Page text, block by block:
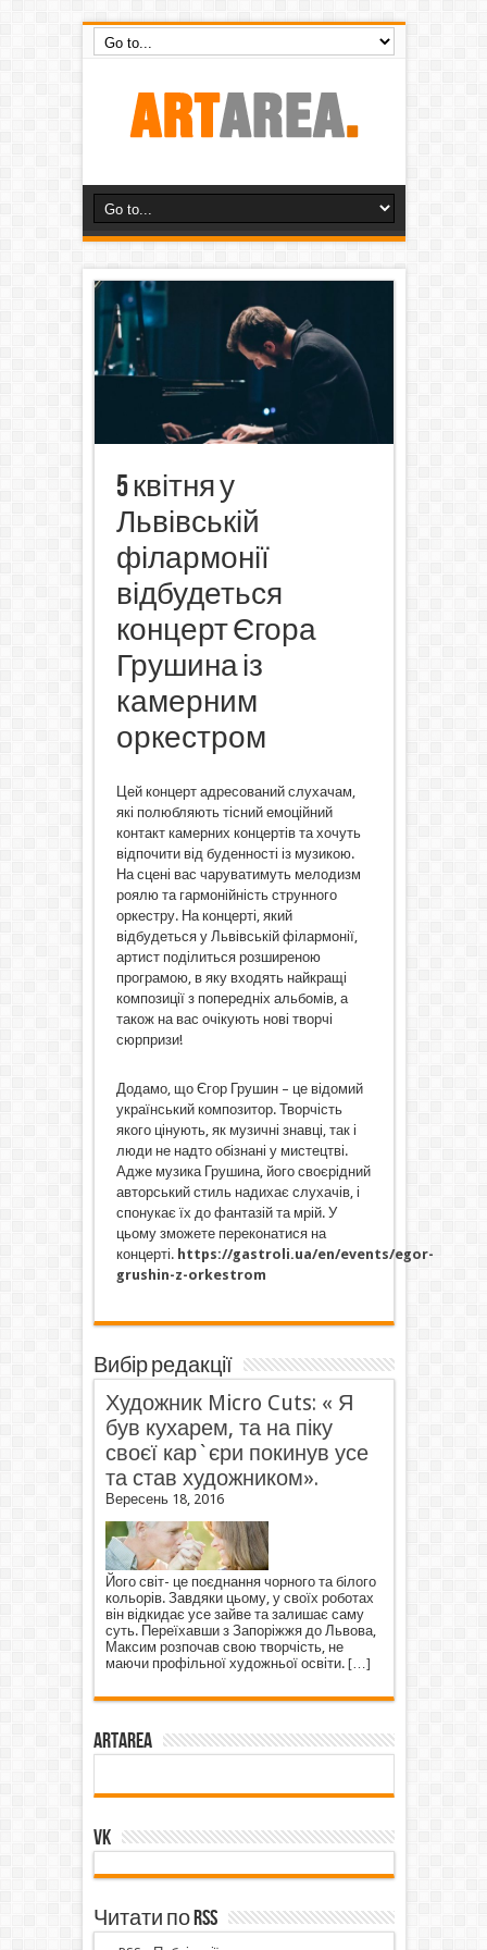
5 квітня у
Львівській
філармонії
відбудеться
концерт Єгора
Грушина із
камерним
оркестром
Цей концерт адресований слухачам,
які полюбляють тісний емоційний
контакт камерних концертів та хочуть
відпочити від буденності із музикою.
На сцені вас чаруватимуть мелодизм
роялю та гармонійність струнного
оркестру. На концерті, який
відбудеться у Львівській філармонії,
артист поділиться розширеною
програмою, в яку входять найкращі
композиції з попередніх альбомів, а
також на вас очікують нові творчі
сюрпризи!
Додамо, що Єгор Грушин – це відомий
український композитор. Творчість
якого цінують, як музичні знавці, так і
люди не надто обізнані у мистецтві.
Адже музика Грушина, його своєрідний
авторський стиль надихає слухачів, і
спонукає їх до фантазій та мрій. У
цьому зможете переконатися на
концерті. https://gastroli.ua/en/events/egor-
grushin-z-orkestrom
Вибір редакції
Художник Micro Cuts: « Я
був кухарем, та на піку
своєї кар`єри покинув усе
та став художником».
Вересень 18, 2016
Його світ- це поєднання чорного та білого
кольорів. Завдяки цьому, у своїх роботах
він відкидає усе зайве та залишає саму
суть. Переїхавши з Запоріжжя до Львова,
Максим розпочав свою творчість, не
маючи профільної художньої освіти. […]
ArtArea
VK
Читати по RSS